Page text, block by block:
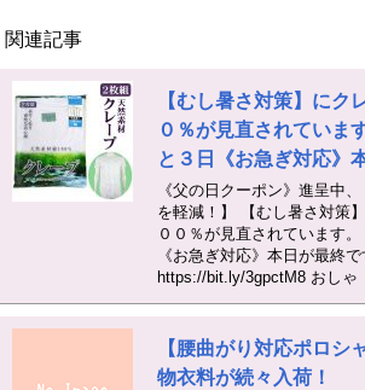
関連記事
【むし暑さ対策】にク
０％が見直されていま
と３日《お急ぎ対応》
《父の日クーポン》進呈中
を軽減！】 【むし暑さ対策
００％が見直されています
《お急ぎ対応》本日が最終で
https://bit.ly/3gpctM8 おしゃ
【腰曲がり対応ポロシ
物衣料が続々入荷！